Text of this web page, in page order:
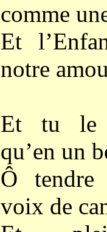
comme
Et
notre
Et tu le
qu’en un
Ô
voix de